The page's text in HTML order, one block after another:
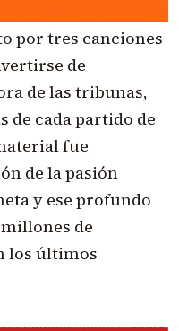
por tres canciones
de
de las tribunas,
de cada partido de
fue
de la pasión
y ese profundo
de
los últimos